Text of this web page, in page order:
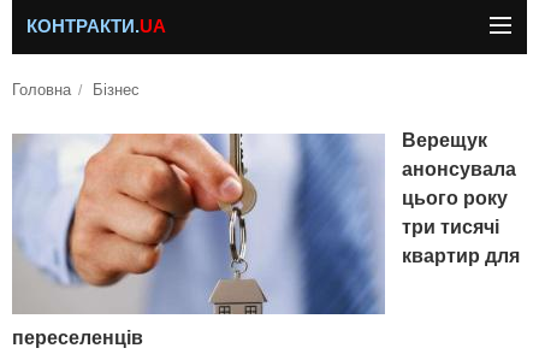
КОНТРАКТИ.UA
Головна Бізнес
Верещук
анонсувала
цього року
три тисячі
квартир для
переселенців